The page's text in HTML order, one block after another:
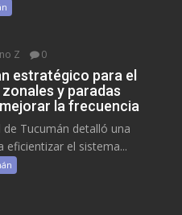
Z 0
estratégico para el
y paradas
la frecuencia
Tucumán detalló una
eficientizar el sistema...